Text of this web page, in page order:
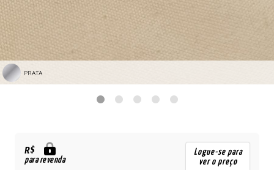
PRATA
R$
para revenda
Logue-se para
ver o preço